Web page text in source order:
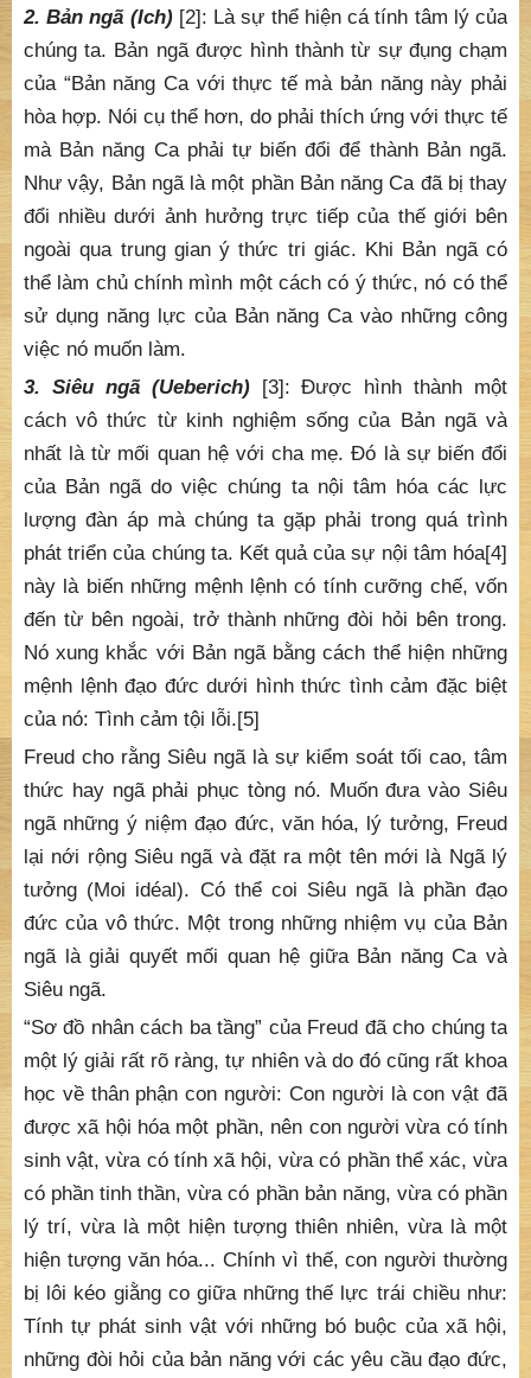
2. Bản ngã (Ich) [2]: Là sự thể hiện cá tính tâm lý của
chúng ta. Bản ngã được hình thành từ sự đụng chạm
của “Bản năng Ca với thực tế mà bản năng này phải
hòa hợp. Nói cụ thể hơn, do phải thích ứng với thực tế
mà Bản năng Ca phải tự biến đổi để thành Bản ngã.
Như vậy, Bản ngã là một phần Bản năng Ca đã bị thay
đổi nhiều dưới ảnh hưởng trực tiếp của thế giới bên
ngoài qua trung gian ý thức tri giác. Khi Bản ngã có
thể làm chủ chính mình một cách có ý thức, nó có thể
sử dụng năng lực của Bản năng Ca vào những công
việc nó muốn làm.
3. Siêu ngã (Ueberich) [3]: Được hình thành một
cách vô thức từ kinh nghiệm sống của Bản ngã và
nhất là từ mối quan hệ với cha mẹ. Đó là sự biến đổi
của Bản ngã do việc chúng ta nội tâm hóa các lực
lượng đàn áp mà chúng ta gặp phải trong quá trình
phát triển của chúng ta. Kết quả của sự nội tâm hóa[4]
này là biến những mệnh lệnh có tính cưỡng chế, vốn
đến từ bên ngoài, trở thành những đòi hỏi bên trong.
Nó xung khắc với Bản ngã bằng cách thể hiện những
mệnh lệnh đạo đức dưới hình thức tình cảm đặc biệt
của nó: Tình cảm tội lỗi.[5]
Freud cho rằng Siêu ngã là sự kiểm soát tối cao, tâm
thức hay ngã phải phục tòng nó. Muốn đưa vào Siêu
ngã những ý niệm đạo đức, văn hóa, lý tưởng, Freud
lại nới rộng Siêu ngã và đặt ra một tên mới là Ngã lý
tưởng (Moi idéal). Có thể coi Siêu ngã là phần đạo
đức của vô thức. Một trong những nhiệm vụ của Bản
ngã là giải quyết mối quan hệ giữa Bản năng Ca và
Siêu ngã.
“Sơ đồ nhân cách ba tầng” của Freud đã cho chúng ta
một lý giải rất rõ ràng, tự nhiên và do đó cũng rất khoa
học về thân phận con người: Con người là con vật đã
được xã hội hóa một phần, nên con người vừa có tính
sinh vật, vừa có tính xã hội, vừa có phần thể xác, vừa
có phần tinh thần, vừa có phần bản năng, vừa có phần
lý trí, vừa là một hiện tượng thiên nhiên, vừa là một
hiện tượng văn hóa... Chính vì thế, con người thường
bị lôi kéo giằng co giữa những thế lực trái chiều như:
Tính tự phát sinh vật với những bó buộc của xã hội,
những đòi hỏi của bản năng với các yêu cầu đạo đức,